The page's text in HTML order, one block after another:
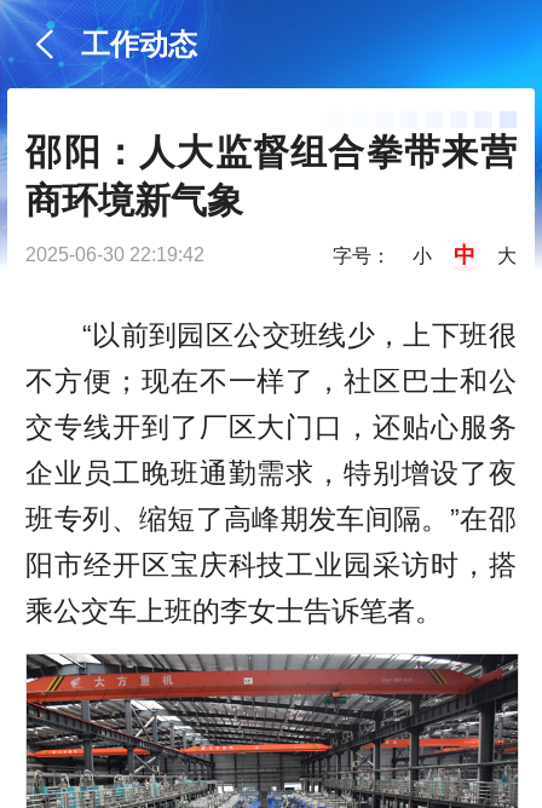
工作动态
邵阳：人大监督组合拳带来营
商环境新气象
2025-06-30 22:19:42 字号： 小 中 大
“以前到园区公交班线少，上下班很
不方便；现在不一样了，社区巴士和公
交专线开到了厂区大门口，还贴心服务
企业员工晚班通勤需求，特别增设了夜
班专列、缩短了高峰期发车间隔。”在邵
阳市经开区宝庆科技工业园采访时，搭
乘公交车上班的李女士告诉笔者。